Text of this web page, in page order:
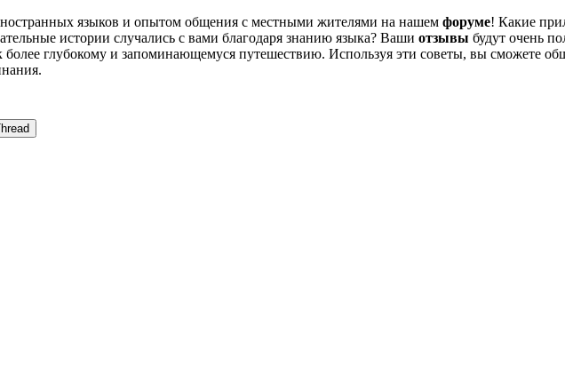
языков и опытом общения с местными жителями на нашем форуме! Какие
истории случались с вами благодаря знанию языка? Ваши отзывы будут очень
более глубокому и запоминающемуся путешествию. Используя эти советы, вы сможете